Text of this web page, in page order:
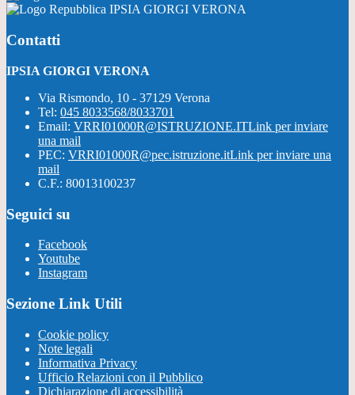
IPSIA GIORGI VERONA
Contatti
IPSIA GIORGI VERONA
Via Rismondo, 10 - 37129 Verona
Tel: 045 8033568/8033701
Email: VRRI01000R@ISTRUZIONE.ITLink per inviare
una mail
PEC: VRRI01000R@pec.istruzione.itLink per inviare una
mail
C.F.: 80013100237
Seguici su
Facebook
Youtube
Instagram
Sezione Link Utili
Cookie policy
Note legali
Informativa Privacy
Ufficio Relazioni con il Pubblico
Dichiarazione di accessibilità